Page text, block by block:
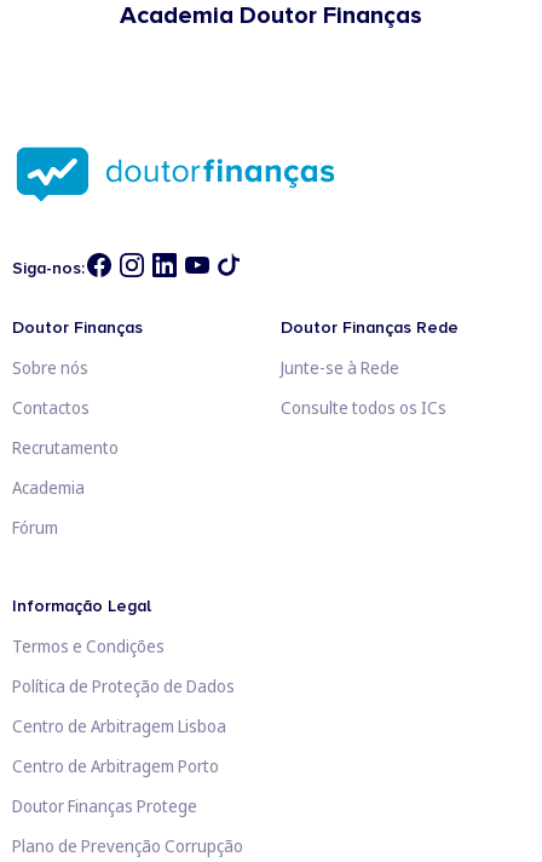
Academia Doutor Finanças
Siga-nos:
Doutor Finanças
Sobre nós
Contactos
Recrutamento
Academia
Fórum
Doutor Finanças Rede
Junte-se à Rede
Consulte todos os ICs
Informação Legal
Termos e Condições
Política de Proteção de Dados
Centro de Arbitragem Lisboa
Centro de Arbitragem Porto
Doutor Finanças Protege
Plano de Prevenção Corrupção